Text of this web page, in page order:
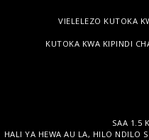
VIELELEZO KUTOKA
KUTOKA KWA KIPINDI
SAA 1.5
HALI YA HEWA AU LA, HILO NDILO